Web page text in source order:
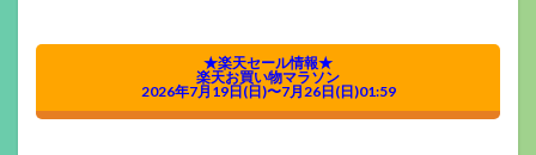
★楽天セール情報★
楽天お買い物マラソン
2026年7月19日(日)〜7月26日(日)01:59